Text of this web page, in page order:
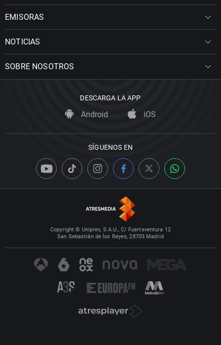
EMISORAS
NOTICIAS
SOBRE NOSOTROS
DESCARGA LA APP
Android iOS
SÍGUENOS EN
Copyright © Uniprex, S.A.U., C/ Fuerteventura 12
San Sebastián de los Reyes, 28703 Madrid